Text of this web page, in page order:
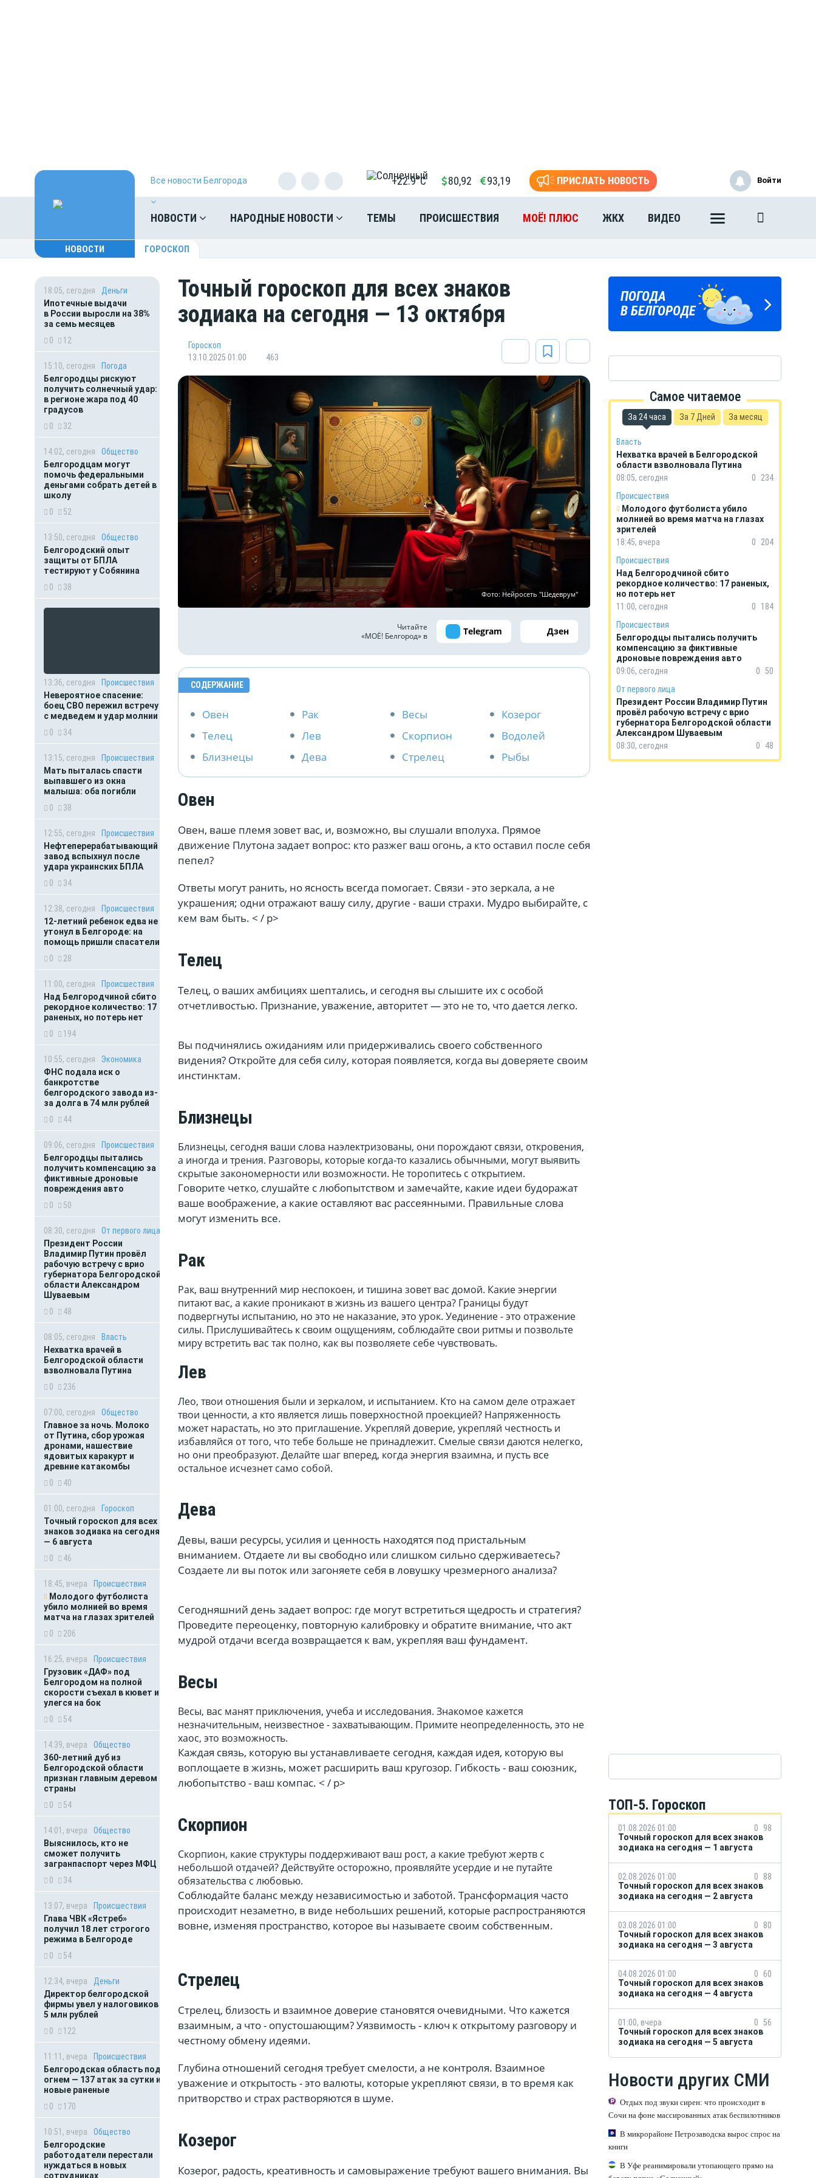
Все новости Белгорода +22.9°C 80,92 93,19 ПРИСЛАТЬ НОВОСТЬ
НОВОСТИ НАРОДНЫЕ НОВОСТИ ТЕМЫ ПРОИСШЕСТВИЯ МОЁ! ПЛЮС ЖКХ ВИДЕО
Войти
НОВОСТИ ГОРОСКОП
18:05, сегодня
Деньги
Ипотечные выдачи
в России выросли на 38%
за семь месяцев
0
12
15:10, сегодня
Погода
Белгородцы рискуют
получить солнечный удар:
в регионе жара под 40
градусов
0
32
14:02, сегодня
Общество
Белгородцам могут
помочь федеральными
деньгами собрать детей в
школу
0
52
13:50, сегодня
Общество
Белгородский опыт
защиты от БПЛА
тестируют у Собянина
0
38
13:36, сегодня
Происшествия
Невероятное спасение:
боец СВО пережил встречу
с медведем и удар молнии
0
34
13:15, сегодня
Происшествия
Мать пыталась спасти
выпавшего из окна
малыша: оба погибли
0
38
12:55, сегодня
Происшествия
Нефтеперерабатывающий
завод вспыхнул после
удара украинских БПЛА
0
34
12:38, сегодня
Происшествия
12-летний ребенок едва не
утонул в Белгороде: на
помощь пришли спасатели
0
28
11:00, сегодня
Происшествия
Над Белгородчиной сбито
рекордное количество: 17
раненых, но потерь нет
0
194
10:55, сегодня
Экономика
ФНС подала иск о
банкротстве
белгородского завода из-
за долга в 74 млн рублей
0
44
09:06, сегодня
Происшествия
Белгородцы пытались
получить компенсацию за
фиктивные дроновые
повреждения авто
0
50
08:30, сегодня
От первого лица
Президент России
Владимир Путин провёл
рабочую встречу с врио
губернатора Белгородской
области Александром
Шуваевым
0
48
08:05, сегодня
Власть
Нехватка врачей в
Белгородской области
взволновала Путина
0
236
07:00, сегодня
Общество
Главное за ночь. Молоко
от Путина, сбор урожая
дронами, нашествие
ядовитых каракурт и
древние катакомбы
0
40
01:00, сегодня
Гороскоп
Точный гороскоп для всех
знаков зодиака на сегодня
— 6 августа
0
46
18:45, вчера
Происшествия
Молодого футболиста
убило молнией во время
матча на глазах зрителей
0
206
16:25, вчера
Происшествия
Грузовик «ДАФ» под
Белгородом на полной
скорости съехал в кювет и
улегся на бок
0
54
14:39, вчера
Общество
360-летний дуб из
Белгородской области
признан главным деревом
страны
0
54
14:01, вчера
Общество
Выяснилось, кто не
сможет получить
загранпаспорт через МФЦ
0
34
13:07, вчера
Происшествия
Глава ЧВК «Ястреб»
получил 18 лет строгого
режима в Белгороде
0
54
12:34, вчера
Деньги
Директор белгородской
фирмы увел у налоговиков
5 млн рублей
0
122
11:11, вчера
Происшествия
Белгородская область под
огнем — 137 атак за сутки и
новые раненые
0
170
10:51, вчера
Общество
Белгородские
работодатели перестали
нуждаться в новых
сотрудниках
Точный гороскоп для всех знаков
зодиака на сегодня — 13 октября
Гороскоп
13.10.2025 01:00
463
Фото: Нейросеть "Шедеврум"
Читайте
«МОЁ! Белгород» в
Telegram Дзен
СОДЕРЖАНИЕ
Овен
Телец
Близнецы
Рак
Лев
Дева
Весы
Скорпион
Стрелец
Козерог
Водолей
Рыбы
Овен
Овен, ваше племя зовет вас, и, возможно, вы слушали вполуха. Прямое
движение Плутона задает вопрос: кто разжег ваш огонь, а кто оставил после себя
пепел?
Ответы могут ранить, но ясность всегда помогает. Связи - это зеркала, а не
украшения; одни отражают вашу силу, другие - ваши страхи. Мудро выбирайте, с
кем вам быть. < / p>
Телец
Телец, о ваших амбициях шептались, и сегодня вы слышите их с особой
отчетливостью. Признание, уважение, авторитет — это не то, что дается легко.
Вы подчинялись ожиданиям или придерживались своего собственного
видения? Откройте для себя силу, которая появляется, когда вы доверяете своим
инстинктам.
Близнецы
Близнецы, сегодня ваши слова наэлектризованы, они порождают связи, откровения,
а иногда и трения. Разговоры, которые когда-то казались обычными, могут выявить
скрытые закономерности или возможности. Не торопитесь с открытием.
Говорите четко, слушайте с любопытством и замечайте, какие идеи будоражат
ваше воображение, а какие оставляют вас рассеянными. Правильные слова
могут изменить все.
Рак
Рак, ваш внутренний мир неспокоен, и тишина зовет вас домой. Какие энергии
питают вас, а какие проникают в жизнь из вашего центра? Границы будут
подвергнуты испытанию, но это не наказание, это урок. Уединение - это отражение
силы. Прислушивайтесь к своим ощущениям, соблюдайте свои ритмы и позвольте
миру встретить вас так полно, как вы позволяете себе чувствовать.
Лев
Лео, твои отношения были и зеркалом, и испытанием. Кто на самом деле отражает
твои ценности, а кто является лишь поверхностной проекцией? Напряженность
может нарастать, но это приглашение. Укрепляй доверие, укрепляй честность и
избавляйся от того, что тебе больше не принадлежит. Смелые связи даются нелегко,
но они преобразуют. Делайте шаг вперед, когда энергия взаимна, и пусть все
остальное исчезнет само собой.
Дева
Девы, ваши ресурсы, усилия и ценность находятся под пристальным
вниманием. Отдаете ли вы свободно или слишком сильно сдерживаетесь?
Создаете ли вы поток или загоняете себя в ловушку чрезмерного анализа?
Сегодняшний день задает вопрос: где могут встретиться щедрость и стратегия?
Проведите переоценку, повторную калибровку и обратите внимание, что акт
мудрой отдачи всегда возвращается к вам, укрепляя ваш фундамент.
Весы
Весы, вас манят приключения, учеба и исследования. Знакомое кажется
незначительным, неизвестное - захватывающим. Примите неопределенность, это не
хаос, это возможность.
Каждая связь, которую вы устанавливаете сегодня, каждая идея, которую вы
воплощаете в жизнь, может расширить ваш кругозор. Гибкость - ваш союзник,
любопытство - ваш компас. < / p>
Скорпион
Скорпион, какие структуры поддерживают ваш рост, а какие требуют жертв с
небольшой отдачей? Действуйте осторожно, проявляйте усердие и не путайте
обязательства с любовью.
Соблюдайте баланс между независимостью и заботой. Трансформация часто
происходит незаметно, в виде небольших решений, которые распространяются
вовне, изменяя пространство, которое вы называете своим собственным.
Стрелец
Стрелец, близость и взаимное доверие становятся очевидными. Что кажется
взаимным, а что - опустошающим? Уязвимость - ключ к открытому разговору и
честному обмену идеями.
Глубина отношений сегодня требует смелости, а не контроля. Взаимное
уважение и открытость - это валюты, которые укрепляют связи, в то время как
притворство и страх растворяются в шуме.
Козерог
Козерог, радость, креативность и самовыражение требуют вашего внимания. Вы
ГОРОСКОП
НА КАЖДЫЙ ДЕНЬ
Подпишись
на тг-канал
«МОЁ! Белгород»
ПОГОДА
В БЕЛГОРОДЕ
Самое читаемое
За 24 часа За 7 Дней За месяц
Власть
Нехватка врачей в Белгородской
области взволновала Путина
08:05, сегодня
0
234
Происшествия
Молодого футболиста убило
молнией во время матча на глазах
зрителей
18:45, вчера
0
204
Происшествия
Над Белгородчиной сбито
рекордное количество: 17 раненых,
но потерь нет
11:00, сегодня
0
184
Происшествия
Белгородцы пытались получить
компенсацию за фиктивные
дроновые повреждения авто
09:06, сегодня
0 50
От первого лица
Президент России Владимир Путин
провёл рабочую встречу с врио
губернатора Белгородской области
Александром Шуваевым
08:30, сегодня
0 48
ТОП-5. Гороскоп
01.08.2026 01:00 0
98
Точный гороскоп для всех знаков
зодиака на сегодня — 1 августа
02.08.2026 01:00 0
88
Точный гороскоп для всех знаков
зодиака на сегодня — 2 августа
03.08.2026 01:00 0
80
Точный гороскоп для всех знаков
зодиака на сегодня — 3 августа
04.08.2026 01:00 0
60
Точный гороскоп для всех знаков
зодиака на сегодня — 4 августа
01:00, вчера 0 56
Точный гороскоп для всех знаков
зодиака на сегодня — 5 августа
Новости других СМИ
Отдых под звуки сирен: что происходит в
Сочи на фоне массированных атак беспилотников
В микрорайоне Петрозаводска вырос спрос на
книги
В Уфе реанимировали утопающего прямо на